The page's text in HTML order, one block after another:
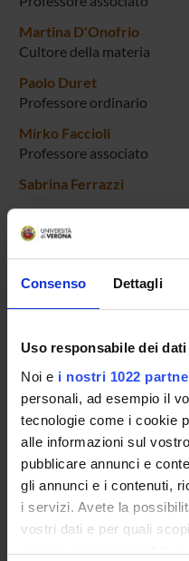
Consenso Dettagli
Uso responsabile dei dati
Noi e i nostri 1022
personali, ad esempio il
tecnologie come i cookie
alle informazioni sul
pubblicare annunci e
gli annunci e i contenuti,
i servizi. Avete la
vostri dati e per quali
privacy sono applicabili
Martina D'Onofrio
Cultore della materia
Paolo Duret
Professore ordinario
Mirko Faccioli
Professore associato
Sabrina Ferrazzi
Giampietro Ferri
Professore ordinario
Roberto Flor
Professore ordinario
Caterina Fratea
Professore associato
Donata Gottardi
Professore emerito
Elisabetta Guido
Ricercatore a tempo
Professore associato